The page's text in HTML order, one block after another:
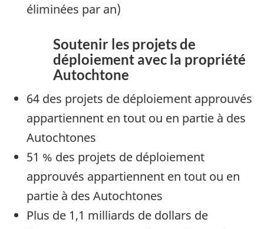
éliminées par an)
Soutenir les projets de
déploiement avec la propriété
Autochtone
64 des projets de déploiement approuvés
appartiennent en tout ou en partie à des
Autochtones
51 % des projets de déploiement
approuvés appartiennent en tout ou en
partie à des Autochtones
Plus de 1,1 milliards de dollars de